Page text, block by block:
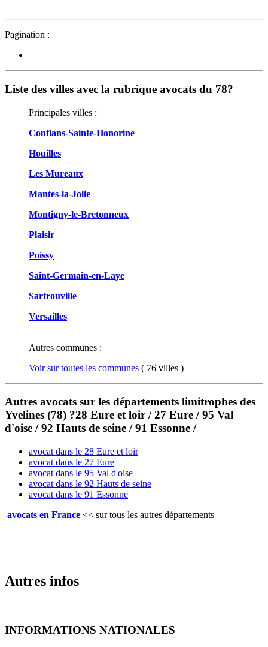
Pagination :
Liste des villes avec la rubrique avocats du 78?
Principales villes :
Conflans-Sainte-Honorine
Houilles
Les Mureaux
Mantes-la-Jolie
Montigny-le-Bretonneux
Plaisir
Poissy
Saint-Germain-en-Laye
Sartrouville
Versailles
Autres communes :
Voir sur toutes les communes ( 76 villes )
Autres avocats sur les départements limitrophes des
Yvelines (78) ?28 Eure et loir / 27 Eure / 95 Val
d'oise / 92 Hauts de seine / 91 Essonne /
avocat dans le 28 Eure et loir
avocat dans le 27 Eure
avocat dans le 95 Val d'oise
avocat dans le 92 Hauts de seine
avocat dans le 91 Essonne
avocats en France << sur tous les autres départements
Autres infos
INFORMATIONS NATIONALES